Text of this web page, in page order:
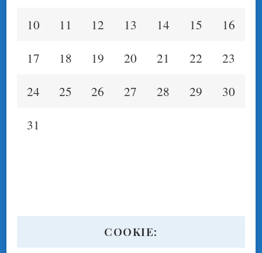
10
11 12 13 14 15
16
17
18 19 20 21 22
23
24
25 26 27 28 29
30
31
COOKIE: